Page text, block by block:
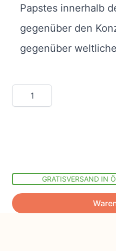
Papstes innerhalb
gegenüber den
gegenüber
Menge
GRATISVERSAND IN